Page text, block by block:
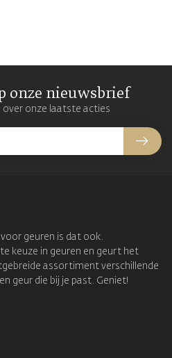
onze nieuwsbrief
over onze laatste acties
voor geuren is dat ook.
keuze in geuren en geurt het
assortiment verschillende
geur die bij je past. Geniet!